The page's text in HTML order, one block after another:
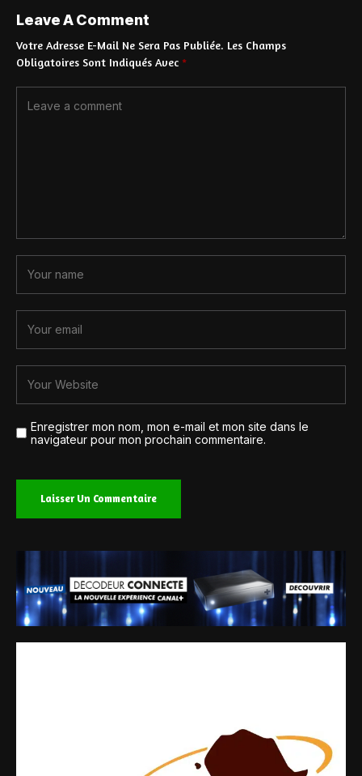
Leave A Comment
Votre Adresse E-Mail Ne Sera Pas Publiée. Les Champs
Obligatoires Sont Indiqués Avec *
Enregistrer mon nom, mon e-mail et mon site dans le
navigateur pour mon prochain commentaire.